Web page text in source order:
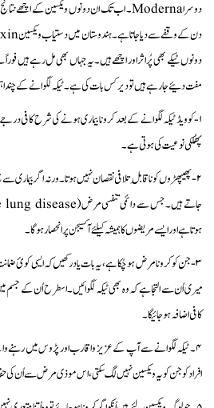
دونوں ٹیکے بھی پُر اثر اور اچھے ہیں۔ یہ جہاں بھی مل رہے ہیں
مفت دئیے جارہے ہیں تو دیر کس بات کی ہے۔ ٹیکہ لگوانے کے
۱- کوویڈ ٹیکہ لگوانے کے بعد کرونا بیماری ہونے کی شرح کافی
پھُلکی نوعیت کی ہوتی ہے۔
۲-پھیپھڑوں کو ناقابلِ تلافی نقصان نہیں ہوتا۔ ورنہ اگر بیماری
ہوتا ہے اور ایسے مریضوں کا ہمیشہ کیلئے آکسیجن پر انحصار ہوگا۔
۳- جن کو کرونا مرض ہو چُکا ہے، یہ بات یاد رکھیں کہ ایسی کوئ
میری اُن سے التجا ہے کہ وہ بھی ٹیکہ لگوائیں۔ اسطرح اُن کے
کافی اضافہ ہوجائیگا۔
۴۔ ٹیکہ لگوانے سے آپ کے عزیز واقارب اور پڑوس میں رہنے
افراد کو جن کو یہ ویکسین نہیں لگ سکتی، اس موذی مرض سے اُن